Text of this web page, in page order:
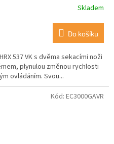
Skladem
Do košíku
537 VK s dvěma sekacími noži
plynulou změnou rychlosti
ovládáním. Svou...
Kód: EC3000GAVR